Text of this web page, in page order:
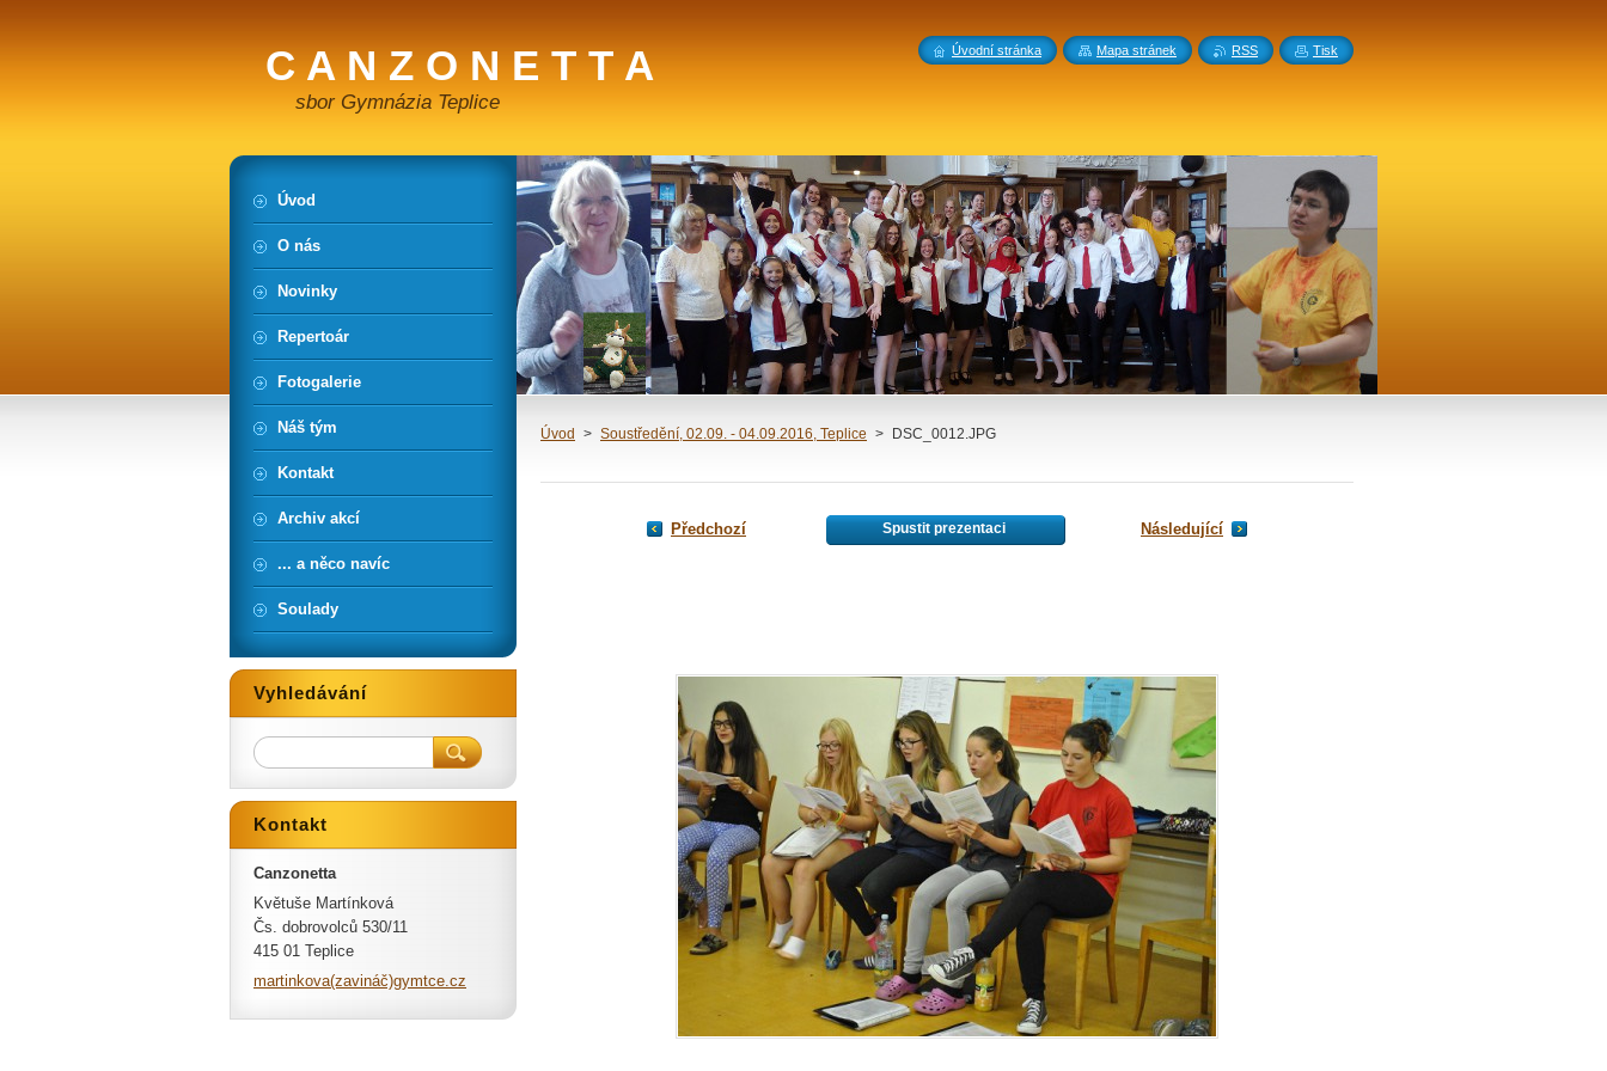
C A N Z O N E T T A
sbor Gymnázia Teplice
Úvod > Soustředění, 02.09. - 04.09.2016, Teplice > DSC_0012.JPG
Předchozí Spustit prezentaci Následující
Úvod
O nás
Novinky
Repertoár
Fotogalerie
Náš tým
Kontakt
Archiv akcí
... a něco navíc
Soulady
Vyhledávání
Kontakt
Canzonetta
Květuše Martínková
Čs. dobrovolců 530/11
415 01 Teplice
martinkova(zavináč)gymtce.cz
Úvodní stránka Mapa stránek RSS Tisk